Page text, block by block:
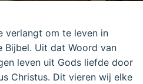
verlangt om te leven in
Bijbel. Uit dat Woord van
leven uit Gods liefde door
Christus. Dit vieren wij elke